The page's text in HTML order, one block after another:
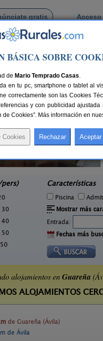
gratis
Rincón de Gredos
30
40
50
Características
Piscina
Mostrar más
Entrada:
Fechas más
alojamientos enGuareña
ALOJAMIENTOS
de Guareña (Ávila)
de Ávila
BÁSICA SOBRE
de Mario Temprado Casas.
en tu pc, smartphone o tablet al
correctamente son las Cookies
y con publicidad
Cookies”. Más información en